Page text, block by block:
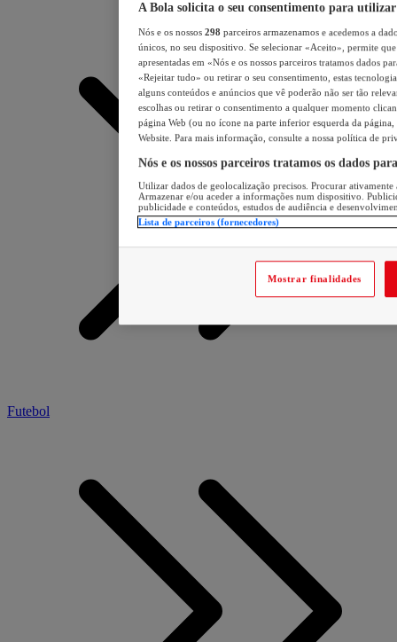
Futebol
A Bola solicita o seu consentimento para utilizar
Nós e os nossos 298 parceiros armazenamos e acedemos a
únicos, no seu dispositivo. Se selecionar «Aceito», permite
apresentadas em «Nós e os nossos parceiros tratamos dados
«Rejeitar tudo» ou retirar o seu consentimento, estas
alguns conteúdos e anúncios que vê poderão não ser tão
escolhas ou retirar o consentimento a qualquer momento
página Web (ou no ícone na parte inferior esquerda da página,
Website. Para mais informação, consulte a nossa política de
Nós e os nossos parceiros tratamos os dados
Utilizar dados de geolocalização precisos. Procurar
Armazenar e/ou aceder a informações num dispositivo.
publicidade e conteúdos, estudos de audiência e
Lista de parceiros (fornecedores)
Mostrar finalidades